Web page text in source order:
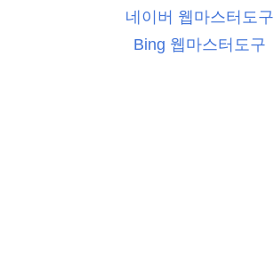
네이버 웹마스터도구
Bing 웹마스터도구